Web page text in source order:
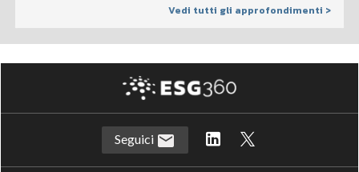
Vedi tutti gli approfondimenti >
Seguici